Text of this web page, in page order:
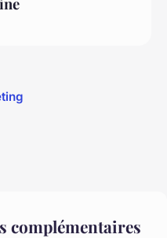
complémentaires